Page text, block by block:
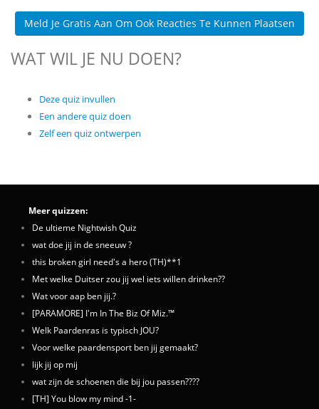
Meld Je Gratis Aan Om Ook Reacties Te Kunnen Plaatsen
WAT WIL JE NU DOEN?
Deze quiz invullen
Een andere quiz doen
Zelf een quiz ontwerpen
Meer quizzen:
De ultieme Nightwish Quiz
wat doe jij in de sneeuw ?
this broken girl need's a hero (TH)**1
Met welke Duitser zou jij wel iets willen drinken??
Wat voor aap ben jij.?
[PARAMORE] I'm In The Biz Of Miz.™
Welk Paardenras is typisch JOU?
Voor welke paardensport ben jij gemaakt?
lijk jij op mij
wat zijn de schoenen die bij jou passen????
[TH] You blow my mind -1-